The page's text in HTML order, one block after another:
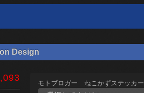
Design
モトブロガー ねこかずステッカー